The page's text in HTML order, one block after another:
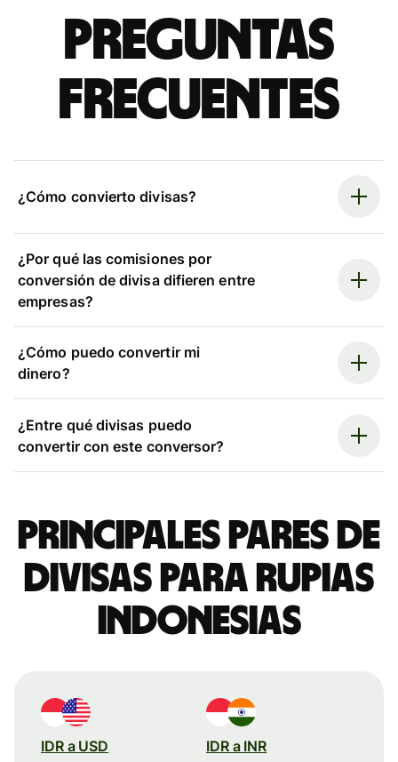
Preguntas
frecuentes
¿Cómo convierto divisas?
¿Por qué las comisiones por
conversión de divisa difieren entre
empresas?
¿Cómo puedo convertir mi
dinero?
¿Entre qué divisas puedo
convertir con este conversor?
Principales pares de
divisas para rupias
indonesias
IDR a USD IDR a INR